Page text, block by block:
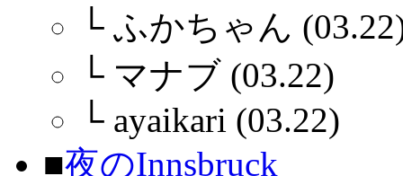
└ ふかちゃん
└ マナブ (03.22)
└ ayaikari (03.22)
■夜のInnsbruck